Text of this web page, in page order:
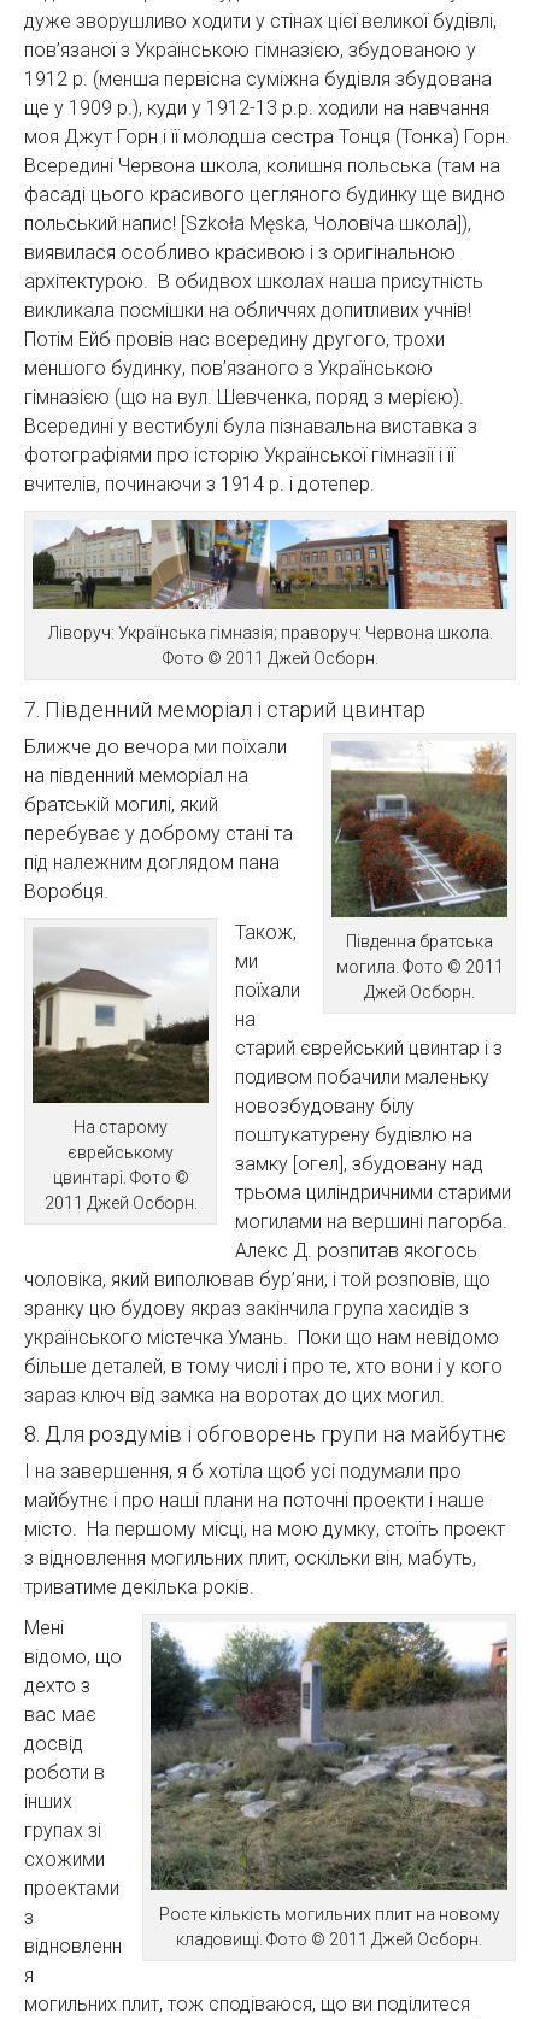
дуже зворушливо ходити у стінах цієї великої будівлі,
пов’язаної з Українською гімназією, збудованою у
1912 р. (менша первісна суміжна будівля збудована
ще у 1909 р.), куди у 1912-13 р.р. ходили на навчання
моя Джут Горн і її молодша сестра Тонця (Тонка) Горн.
Всередині Червона школа, колишня польська (там на
фасаді цього красивого цегляного будинку ще видно
польський напис! [Szkoła Męska, Чоловіча школа]),
виявилася особливо красивою і з оригінальною
архітектурою. В обидвох школах наша присутність
викликала посмішки на обличчях допитливих учнів!
Потім Ейб провів нас всередину другого, трохи
меншого будинку, пов’язаного з Українською
гімназією (що на вул. Шевченка, поряд з мерією).
Всередині у вестибулі була пізнавальна виставка з
фотографіями про історію Української гімназії і її
вчителів, починаючи з 1914 р. і дотепер.
Ліворуч: Українська гімназія; праворуч: Червона школа.
Фото © 2011 Джей Осборн.
7. Південний меморіал і старий цвинтар
Південна братська
могила. Фото © 2011
Джей Осборн.
Ближче до вечора ми поїхали
на південний меморіал на
братській могилі, який
перебуває у доброму стані та
під належним доглядом пана
Воробця.
На старому
єврейському
цвинтарі. Фото ©
2011 Джей Осборн.
Також,
ми
поїхали
на
старий єврейський цвинтар і з
подивом побачили маленьку
новозбудовану білу
поштукатурену будівлю на
замку [огел], збудовану над
трьома циліндричними старими
могилами на вершині пагорба.
Алекс Д. розпитав якогось
чоловіка, який виполював бур’яни, і той розповів, що
зранку цю будову якраз закінчила група хасидів з
українського містечка Умань. Поки що нам невідомо
більше деталей, в тому числі і про те, хто вони і у кого
зараз ключ від замка на воротах до цих могил.
8. Для роздумів і обговорень групи на майбутнє
І на завершення, я б хотіла щоб усі подумали про
майбутнє і про наші плани на поточні проекти і наше
місто. На першому місці, на мою думку, стоїть проект
з відновлення могильних плит, оскільки він, мабуть,
триватиме декілька років.
Росте кількість могильних плит на новому
кладовищі. Фото © 2011 Джей Осборн.
Мені
відомо, що
дехто з
вас має
досвід
роботи в
інших
групах зі
схожими
проектами
з
відновленн
я
могильних плит, тож сподіваюся, що ви поділитеся